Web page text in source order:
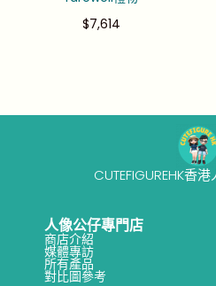
$7,614
CUTEFIGUREHK香
人像公仔專門店
商店介紹
媒體專訪
所有產品
對比圖參考